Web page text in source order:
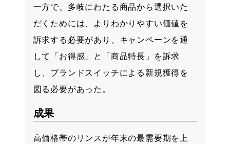
一方で、多岐にわたる商品から選択いた
だくためには、よりわかりやすい価値を
訴求する必要があり、キャンペーンを通
して「お得感」と「商品特長」を訴求
し、ブランドスイッチによる新規獲得を
図る必要があった。
成果
高価格帯のリンスが年末の最需要期を上